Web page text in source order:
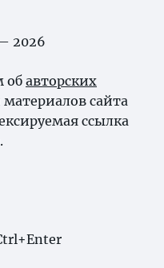
2026
об авторских
сайта
ссылка